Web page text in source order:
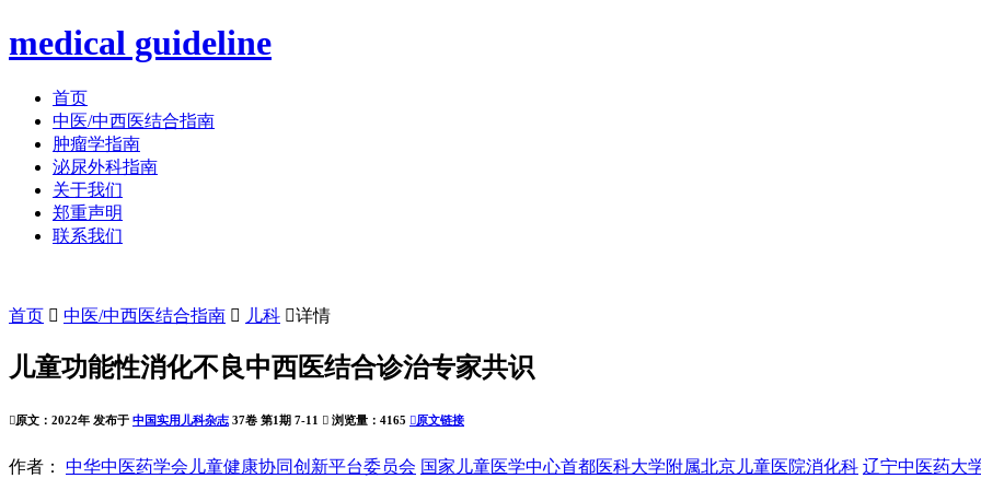
medical guideline
首页
中医/中西医结合指南
肿瘤学指南
泌尿外科指南
关于我们
郑重声明
联系我们
首页  中医/中西医结合指南  儿科 详情
儿童功能性消化不良中西医结合诊治专家共识
原文：2022年 发布于 中国实用儿科杂志 37卷 第1期 7-11  浏览量：4165 原文链接
作者： 中华中医药学会儿童健康协同创新平台委员会 国家儿童医学中心首都医科大学附属北京儿童医院消化科 辽宁中医药大